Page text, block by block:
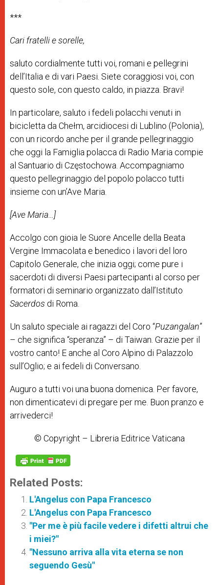
***
Cari fratelli e sorelle,
saluto cordialmente tutti voi, romani e pellegrini
dell’Italia e di vari Paesi. Siete coraggiosi voi, con
questo sole, con questo caldo, in piazza. Bravi!
In particolare, saluto i fedeli polacchi venuti in
bicicletta da Chełm, arcidiocesi di Lublino (Polonia),
con un ricordo anche per il grande pellegrinaggio
che oggi la Famiglia polacca di Radio Maria compie
al Santuario di Częstochowa. Accompagniamo
questo pellegrinaggio del popolo polacco tutti
insieme con un’Ave Maria.
[Ave Maria…]
Accolgo con gioia le Suore Ancelle della Beata
Vergine Immacolata e benedico i lavori del loro
Capitolo Generale, che inizia oggi; come pure i
sacerdoti di diversi Paesi partecipanti al corso per
formatori di seminario organizzato dall’Istituto
Sacerdos di Roma.
Un saluto speciale ai ragazzi del Coro “Puzangalan”
– che significa “speranza” – di Taiwan. Grazie per il
vostro canto! E anche al Coro Alpino di Palazzolo
sull’Oglio; e ai fedeli di Conversano.
Auguro a tutti voi una buona domenica. Per favore,
non dimenticatevi di pregare per me. Buon pranzo e
arrivederci!
© Copyright – Libreria Editrice Vaticana
Related Posts:
L'Angelus con Papa Francesco
L'Angelus con Papa Francesco
"Per me è più facile vedere i difetti altrui che
i miei?"
"Nessuno arriva alla vita eterna se non
seguendo Gesù"